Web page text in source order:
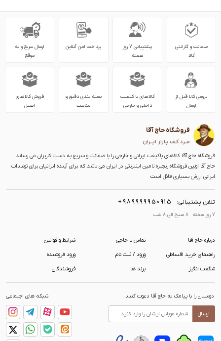
ضمانت و گارانتی
کالا
پشتیبانی 7 روز
هفته
پرداخت امن آنلاین
ارسال سریع و به
موقع
بررسی کالا قبل از
ارسال
کالاهای با کیفیت
داخلی و خارجی
بسته بندی دقیق و
مناسب
فروش کالاهای
اصیل
فروشگاه حاج آقا
مــرد کـف بـازار ایــران
فروشگاه حاج آقا کالاهای باکیفت ایرانی و خارجی را با ضمانت و سریع به دست کاربران می رساند.
حاج آقا اولین فروشگاه زنجیره تامین اینترنتی در ایران می باشد که برای آینده ایرانیان برای تولیدات
ایرانی ارزش بسیاری قائل است
تلفن پشتیبانی: +989999950915
7 روز هفته 8 صبح الی 8 شب
درباره حاج آقا تماس با حاجی شرایط و قوانین
راهنمای خرید اقساطی ورود / ثبت نام ورود فروشنده
شگفت انگیز برند ها فروشندگان
دوستان را با پیامک به حاج آقا دعوت کنید
ارسال
شبکه های اجتماعی